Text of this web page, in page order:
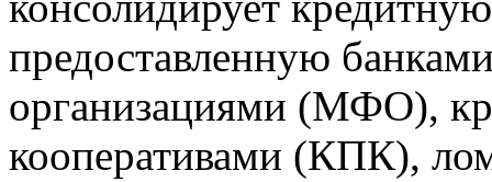
предоставленную
организациями (МФО),
кооперативами (КПК),